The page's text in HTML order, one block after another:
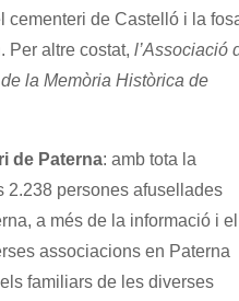
cementeri de Castelló i la
Per altre costat, l’Associació
la Memòria Històrica de
de Paterna: amb tota la
2.238 persones afusellades
a més de la informació i el
associacions en Paterna
familiars de les diverses